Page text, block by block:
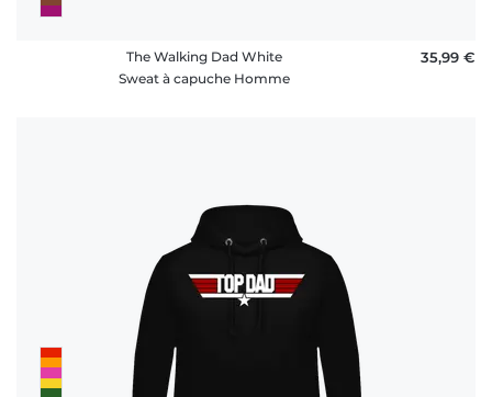
The Walking Dad White
Sweat à capuche Homme
35,99 €